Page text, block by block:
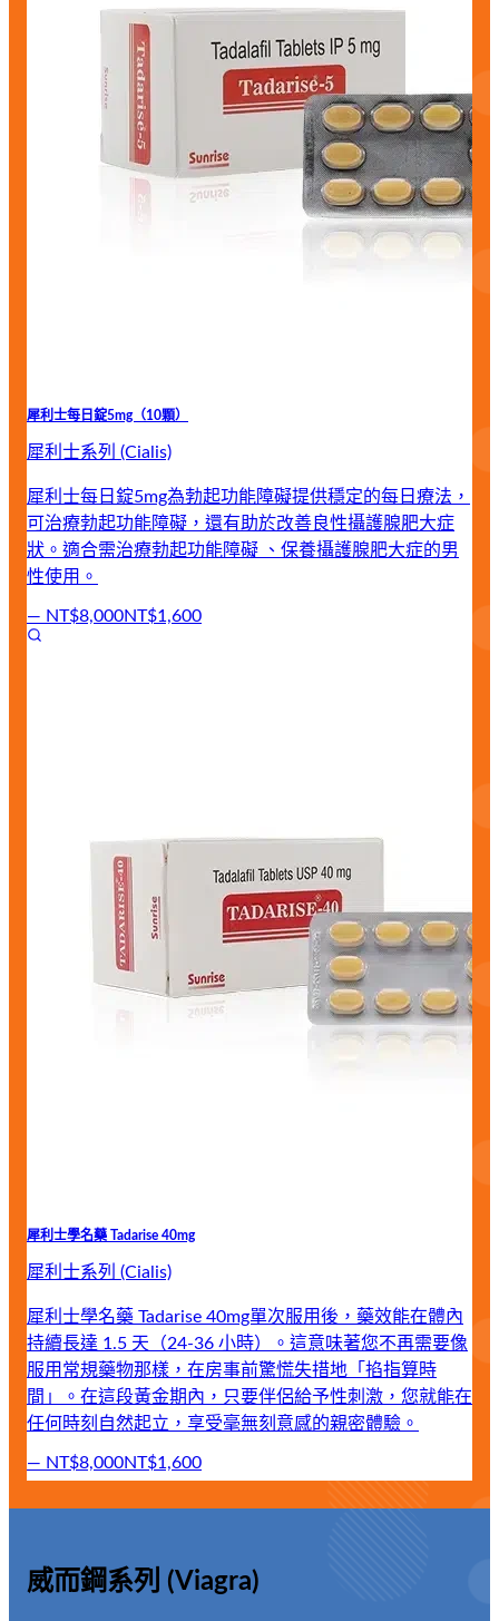
犀利士每日錠5mg（10顆）
犀利士系列 (Cialis)
犀利士每日錠5mg為勃起功能障礙提供穩定的每日療法，
可治療勃起功能障礙，還有助於改善良性攝護腺肥大症
狀。適合需治療勃起功能障礙 、保養攝護腺肥大症的男
性使用。
— NT$8,000NT$1,600
犀利士學名藥 Tadarise 40mg
犀利士系列 (Cialis)
犀利士學名藥 Tadarise 40mg單次服用後，藥效能在體內
持續長達 1.5 天（24-36 小時）。這意味著您不再需要像
服用常規藥物那樣，在房事前驚慌失措地「掐指算時
間」。在這段黃金期內，只要伴侶給予性刺激，您就能在
任何時刻自然起立，享受毫無刻意感的親密體驗。
— NT$8,000NT$1,600
威而鋼系列 (Viagra)